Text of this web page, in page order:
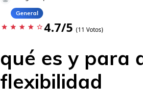
General
star star star star star_border 4.7/5 (11 Votos)
qué es y para
flexibilidad